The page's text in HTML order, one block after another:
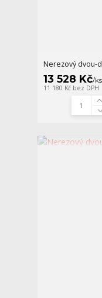
Nerezový dvou-
13 528 Kč/ks
11 180 Kč bez DPH